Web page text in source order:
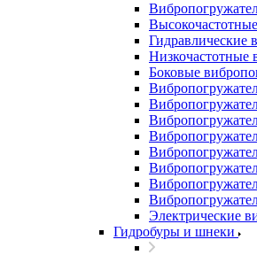
Гидравлические
Низкочастотные
Боковые
Электрические
Гидробуры и шнеки